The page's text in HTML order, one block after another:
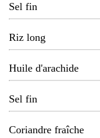
Sel fin
Riz long
Huile d'arachide
Sel fin
Coriandre fraîche